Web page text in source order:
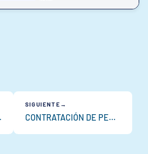
BES)
SIGUIENTE
CONTRATACIÓN DE PERSONAL TÉCNICO DE APOYO A LA I+D+I AÑO 2019